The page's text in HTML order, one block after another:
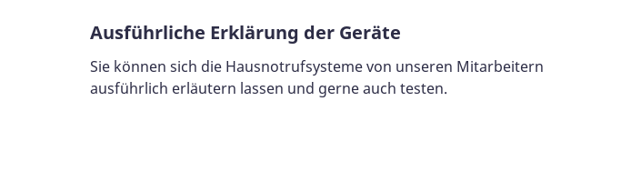
Ausführliche Erklärung der Geräte
Sie können sich die Hausnotrufsysteme von unseren Mitarbeitern
ausführlich erläutern lassen und gerne auch testen.